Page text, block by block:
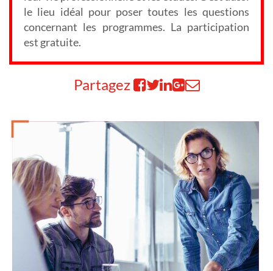
le lieu idéal pour poser toutes les questions
concernant les programmes. La participation
est gratuite.
Partagez